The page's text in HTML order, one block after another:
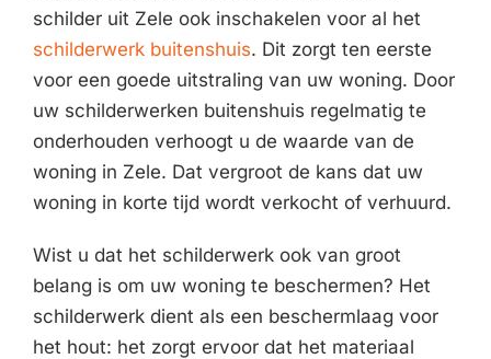
schilder uit Zele ook inschakelen voor al het
schilderwerk buitenshuis. Dit zorgt ten eerste
voor een goede uitstraling van uw woning. Door
uw schilderwerken buitenshuis regelmatig te
onderhouden verhoogt u de waarde van de
woning in Zele. Dat vergroot de kans dat uw
woning in korte tijd wordt verkocht of verhuurd.
Wist u dat het schilderwerk ook van groot
belang is om uw woning te beschermen? Het
schilderwerk dient als een beschermlaag voor
het hout: het zorgt ervoor dat het materiaal